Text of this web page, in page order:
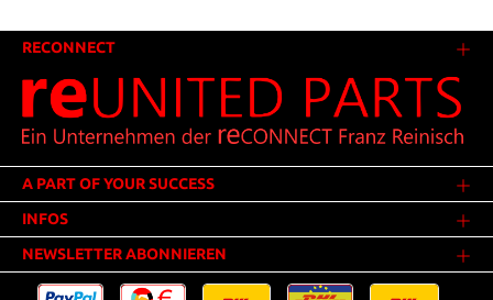
RECONNECT
A PART OF YOUR SUCCESS
INFOS
NEWSLETTER ABONNIEREN